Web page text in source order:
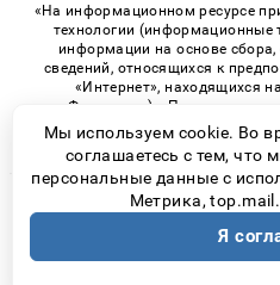
«На информационном ресурсе
технологии (информационные
информации на основе сбора,
сведений, относящихся к
«Интернет», находящихся
Федерации)». Правила
технологий в виджетах
© 2026
Возрастная
Политика
Мы используем cookie. Во
соглашаетесь с тем,
персональные данные с
Метрика,
Я